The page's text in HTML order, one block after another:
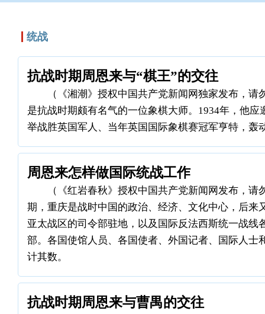
统战
抗战时期周恩来与“棋王”的交往
（《湘潮》授权中国共产党新闻网独家发布，请
是抗战时期颇有名气的一位象棋大师。1934年，他应
举战胜英国军人、当年英国国际象棋赛冠军亨特，轰
周恩来怎样做国际统战工作
（《红岩春秋》授权中国共产党新闻网发布，请
期，重庆是战时中国的政治、经济、文化中心，后来
亚太战区的司令部驻地，以及国际反法西斯统一战线
部。各国使馆人员、各国使者、外国记者、国际人士
计其数。
抗战时期周恩来与曹禺的交往